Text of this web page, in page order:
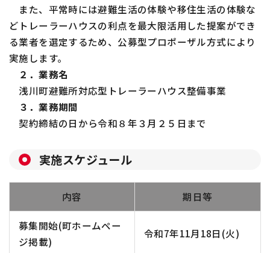
また、平常時には避難生活の体験や移住生活の体験な
どトレーラーハウスの利点を最大限活用した提案ができ
る業者を選定するため、公募型プロポーザル方式により
実施します。
２．業務名
浅川町避難所対応型トレーラーハウス整備事業
３．業務期間
契約締結の日から令和８年３月２５日まで
実施スケジュール
内容 期日等
募集開始(町ホームペー
ジ掲載)
令和7年11月18日(火)